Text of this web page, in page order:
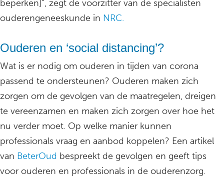
beperken]”, zegt de voorzitter van de specialisten
ouderengeneeskunde in NRC.
Ouderen en ‘social distancing’?
Wat is er nodig om ouderen in tijden van corona
passend te ondersteunen? Ouderen maken zich
zorgen om de gevolgen van de maatregelen, dreigen
te vereenzamen en maken zich zorgen over hoe het
nu verder moet. Op welke manier kunnen
professionals vraag en aanbod koppelen? Een artikel
van BeterOud bespreekt de gevolgen en geeft tips
voor ouderen en professionals in de ouderenzorg.